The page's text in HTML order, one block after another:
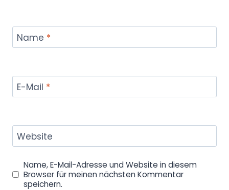
Name *
E-Mail *
Website
Name, E-Mail-Adresse und Website in diesem
Browser für meinen nächsten Kommentar
speichern.